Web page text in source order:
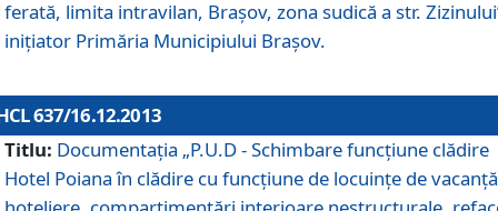
ferată, limita intravilan, Braşov, zona sudică a str.
iniţiator Primăria Municipiului Braşov.
637/16.12.2013
Titlu: Documentaţia „P.U.D - Schimbare funcţiune clădire
Hotel Poiana în clădire cu funcţiune de locuinţe de